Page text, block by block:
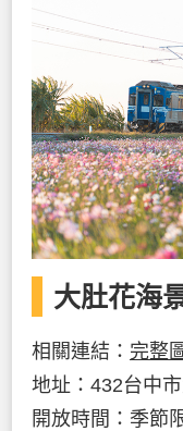
大肚花海
相關連結： 完整
地址：432台中
開放時間：季節